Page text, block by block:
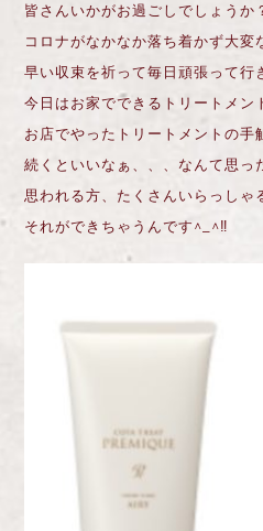
皆さんいかがお過ごしでしょうか
コロナがなかなか落ち着かず大変
早い収束を祈って毎日頑張って行
今日はお家でできるトリートメン
お店でやったトリートメントの手
続くといいなぁ、、、なんて思っ
思われる方、たくさんいらっしゃ
それができちゃうんです^_^‼︎